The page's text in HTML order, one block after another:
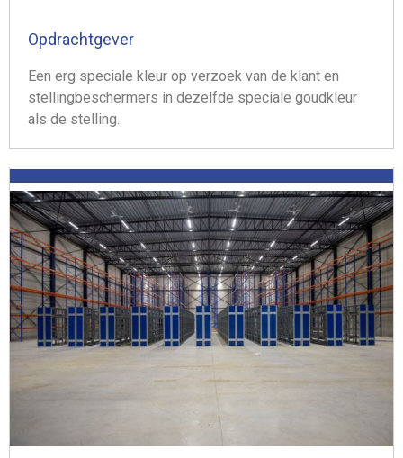
Opdrachtgever
Een erg speciale kleur op verzoek van de klant en
stellingbeschermers in dezelfde speciale goudkleur
als de stelling.